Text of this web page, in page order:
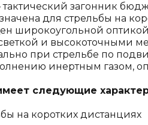
тактический загонник
для стрельбы на
широкоугольной
и
при стрельбе по
инертным газом,
следующие
на коротких дистанциях